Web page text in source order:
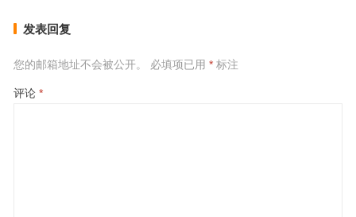
发表回复
您的邮箱地址不会被公开。 必填项已用 *标注
评论 *